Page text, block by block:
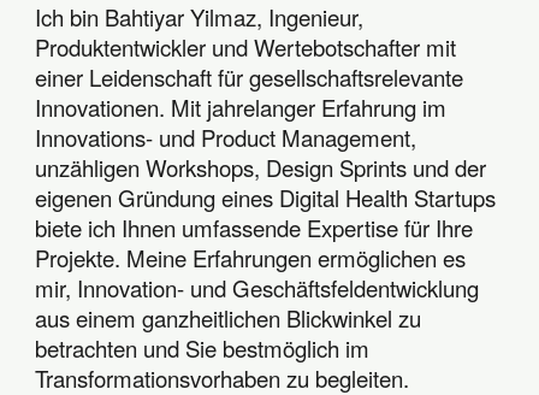
Ich bin Bahtiyar Yilmaz, Ingenieur,
Produktentwickler und Wertebotschafter mit
einer Leidenschaft für gesellschaftsrelevante
Innovationen. Mit jahrelanger Erfahrung im
Innovations- und Product Management,
unzähligen Workshops, Design Sprints und der
eigenen Gründung eines Digital Health Startups
biete ich Ihnen umfassende Expertise für Ihre
Projekte. Meine Erfahrungen ermöglichen es
mir, Innovation- und Geschäftsfeldentwicklung
aus einem ganzheitlichen Blickwinkel zu
betrachten und Sie bestmöglich im
Transformationsvorhaben zu begleiten.